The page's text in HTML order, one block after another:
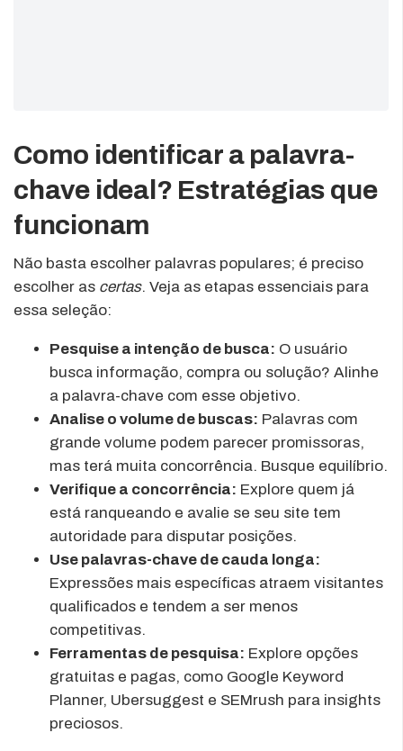
Como identificar a palavra-
chave ideal? Estratégias que
funcionam
Não basta escolher palavras populares; é preciso
escolher as certas. Veja as etapas essenciais para
essa seleção:
Pesquise a intenção de busca: O usuário
busca informação, compra ou solução? Alinhe
a palavra-chave com esse objetivo.
Analise o volume de buscas: Palavras com
grande volume podem parecer promissoras,
mas terá muita concorrência. Busque equilíbrio.
Verifique a concorrência: Explore quem já
está ranqueando e avalie se seu site tem
autoridade para disputar posições.
Use palavras-chave de cauda longa:
Expressões mais específicas atraem visitantes
qualificados e tendem a ser menos
competitivas.
Ferramentas de pesquisa: Explore opções
gratuitas e pagas, como Google Keyword
Planner, Ubersuggest e SEMrush para insights
preciosos.